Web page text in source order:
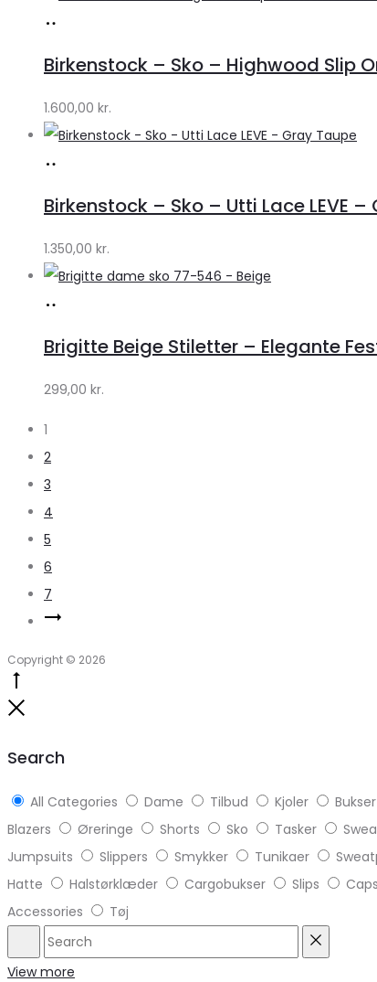
Lykke
by
Lykke
Birkenstock – Sko – Highwood Slip
1.600,00 kr.
Lykke
by
Lykke
Birkenstock – Sko – Utti Lace LEVE
1.350,00 kr.
Klædeskabet.dk
Brigitte Beige Stiletter – Elegante
299,00 kr.
1
2
3
4
5
6
7
Copyright © 2026
Search
All Categories Dame Tilbud Kjoler Bukser
Blazers
Øreringe Shorts Sko Tasker
Jumpsuits
Slippers Smykker Tunikaer
Hatte
Halstørklæder Cargobukser Slips Caps
Accessories
Tøj
Search
View more